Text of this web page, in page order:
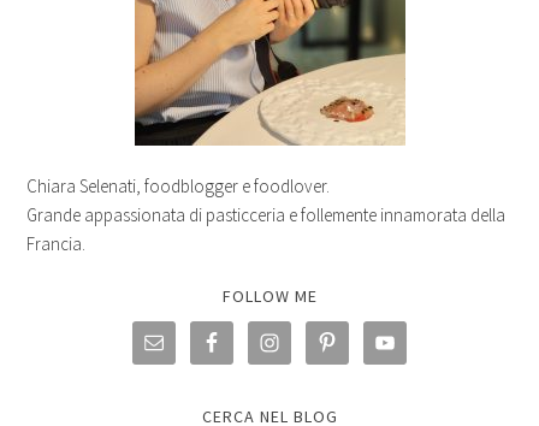
Chiara Selenati, foodblogger e foodlover.
Grande appassionata di pasticceria e follemente innamorata della
Francia.
FOLLOW ME
CERCA NEL BLOG